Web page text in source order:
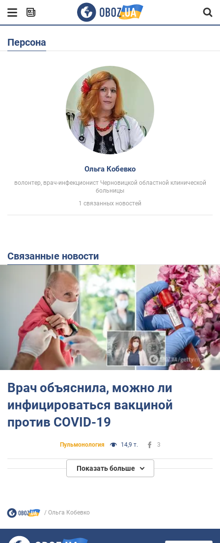
Персона
Ольга Кобевко
волонтер, врач-инфекционист Черновицкой областной клинической
больницы
1 связанных новостей
Связанные новости
Врач объяснила, можно ли
инфицироваться вакциной
против COVID-19
Пульмонология 14,9 т. 3
Показать больше
Ольга Кобевко